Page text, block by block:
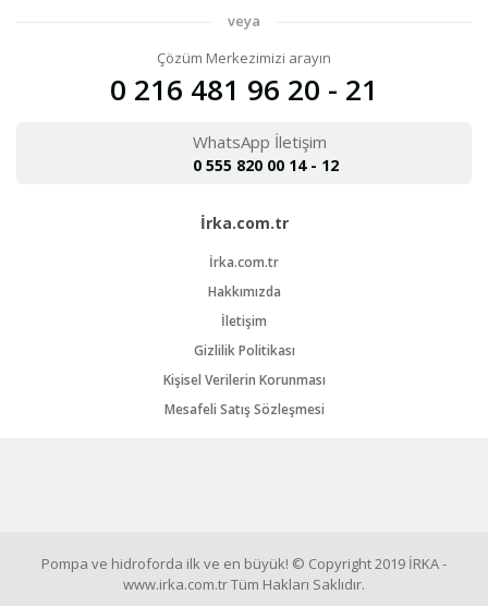
veya
Çözüm Merkezimizi arayın
0 216 481 96 20 - 21
WhatsApp İletişim
0 555 820 00 14 - 12
İrka.com.tr
İrka.com.tr
Hakkımızda
İletişim
Gizlilik Politikası
Kişisel Verilerin Korunması
Mesafeli Satış Sözleşmesi
Pompa ve hidroforda ilk ve en büyük! © Copyright 2019 İRKA -
www.irka.com.tr Tüm Hakları Saklıdır.